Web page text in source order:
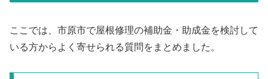
ここでは、市原市で屋根修理の補助金・助成金を検討して
いる方からよく寄せられる質問をまとめました。